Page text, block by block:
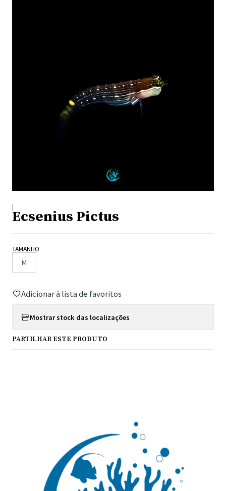
|
Ecsenius Pictus
TAMANHO
M
Adicionar à lista de favoritos
Mostrar stock das localizações
PARTILHAR ESTE PRODUTO